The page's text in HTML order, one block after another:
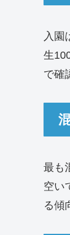
入園
生
で確
最も
空い
る傾